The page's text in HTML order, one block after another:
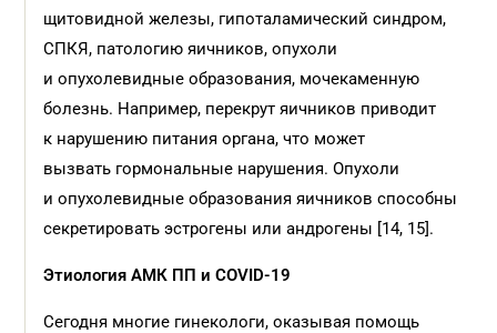
щитовидной железы, гипоталамический синдром,
СПКЯ, патологию яичников, опухоли
и опухолевидные образования, мочекаменную
болезнь. Например, перекрут яичников приводит
к нарушению питания органа, что может
вызвать гормональные нарушения. Опухоли
и опухолевидные образования яичников способны
секретировать эстрогены или андрогены [14, 15].
Этиология АМК ПП и COVID-19
Сегодня многие гинекологи, оказывая помощь